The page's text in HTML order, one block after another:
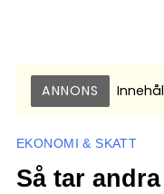
ANNONS
EKONOMI & SKATT
Så tar